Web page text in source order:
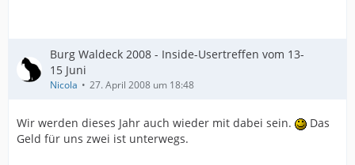
Burg Waldeck 2008 - Inside-Usertreffen vom 13-
15 Juni
Nicola 27. April 2008 um 18:48
Wir werden dieses Jahr auch wieder mit dabei sein.
Das
Geld für uns zwei ist unterwegs.